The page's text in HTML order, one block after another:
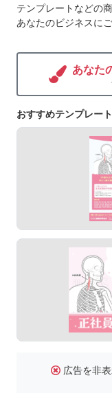
テンプレートなどの
あなたのビジネスに
あなた
おすすめテンプレー
広告を非